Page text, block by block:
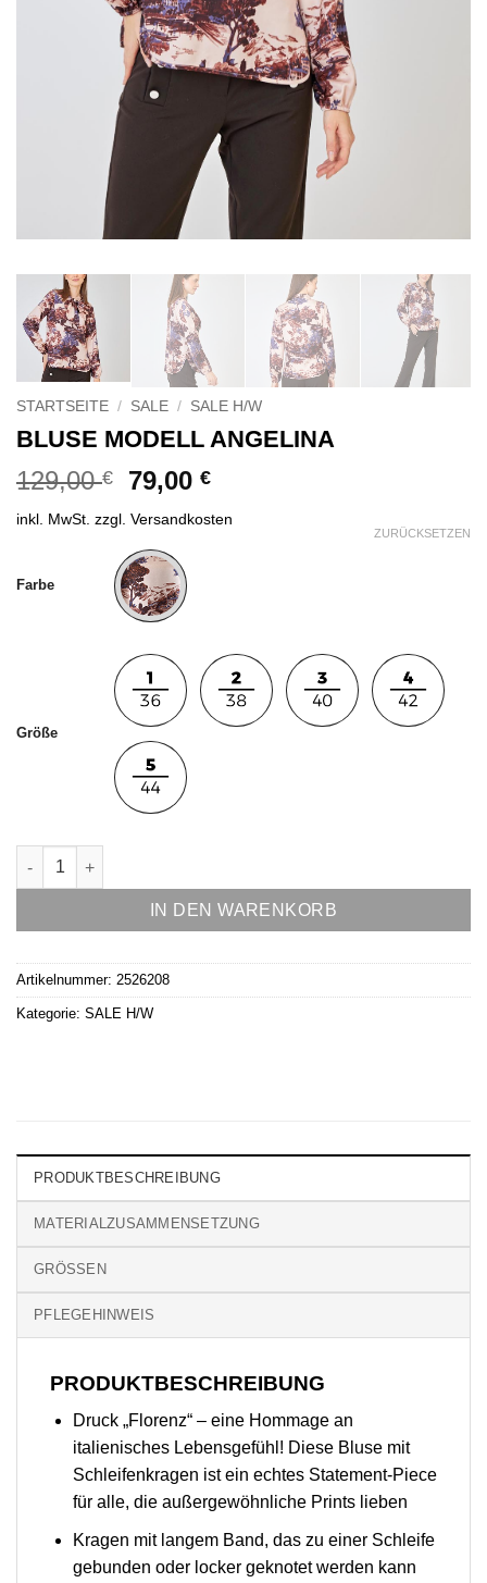
STARTSEITE / SALE / SALE H/W
BLUSE MODELL ANGELINA
129,00€
Ursprünglicher
war:
129,00 €
79,00€Aktueller
ist:
inkl. MwSt. zzgl. Versandkosten
Farbe
Größe
ZURÜCKSETZEN
Bluse Modell Angelina Menge
IN DEN WARENKORB
Artikelnummer: 2526208
Kategorie: SALE H/W
PRODUKTBESCHREIBUNG
MATERIALZUSAMMENSETZUNG
GRÖSSEN
PFLEGEHINWEIS
PRODUKTBESCHREIBUNG
Druck „Florenz“ – eine Hommage an
italienisches Lebensgefühl! Diese Bluse mit
Schleifenkragen ist ein echtes Statement-Piece
für alle, die außergewöhnliche Prints lieben
Kragen mit langem Band, das zu einer Schleife
gebunden oder locker geknotet werden kann